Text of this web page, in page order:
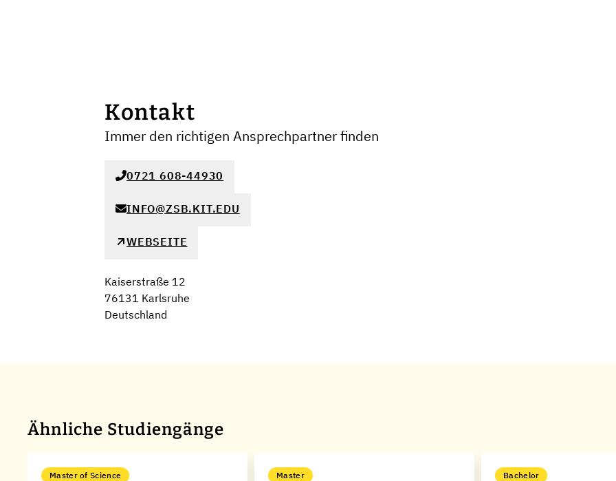
Kontakt
Immer den richtigen Ansprechpartner finden
0721 608-44930
INFO@ZSB.KIT.EDU
WEBSEITE
Kaiserstraße 12
76131 Karlsruhe
Deutschland
Ähnliche Studiengänge
Master of Science Master Bachelor